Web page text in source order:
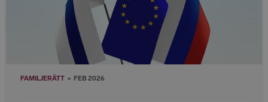
FAMILJERÄTT FEB 2026